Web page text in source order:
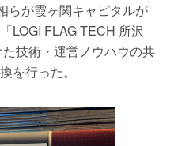
らが霞ヶ関キャピタルが
LOGI FLAG TECH 所沢
技術・運営ノウハウの共
を行った。